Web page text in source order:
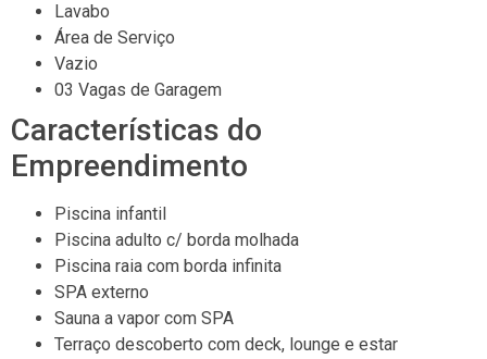
Lavabo
Área de Serviço
Vazio
03 Vagas de Garagem
Características do
Empreendimento
Piscina infantil
Piscina adulto c/ borda molhada
Piscina raia com borda infinita
SPA externo
Sauna a vapor com SPA
Terraço descoberto com deck, lounge e estar